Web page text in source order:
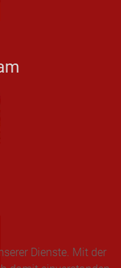
Dienste. Mit der